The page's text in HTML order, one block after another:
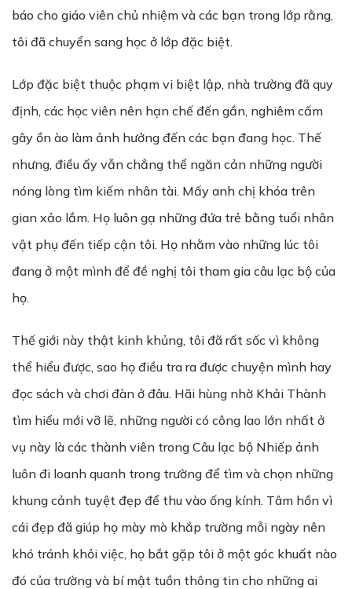
báo cho giáo viên chủ nhiệm và các bạn trong lớp rằng,
tôi đã chuyển sang học ở lớp đặc biệt.
Lớp đặc biệt thuộc phạm vi biệt lập, nhà trường đã quy
định, các học viên nên hạn chế đến gần, nghiêm cấm
gây ồn ào làm ảnh hưởng đến các bạn đang học. Thế
nhưng, điều ấy vẫn chẳng thể ngăn cản những người
nóng lòng tìm kiếm nhân tài. Mấy anh chị khóa trên
gian xảo lắm. Họ luôn gạ những đứa trẻ bằng tuổi nhân
vật phụ đến tiếp cận tôi. Họ nhằm vào những lúc tôi
đang ở một mình để đề nghị tôi tham gia câu lạc bộ của
họ.
Thế giới này thật kinh khủng, tôi đã rất sốc vì không
thể hiểu được, sao họ điều tra ra được chuyện mình hay
đọc sách và chơi đàn ở đâu. Hãi hùng nhờ Khải Thành
tìm hiểu mới vỡ lẽ, những người có công lao lớn nhất ở
vụ này là các thành viên trong Câu lạc bộ Nhiếp ảnh
luôn đi loanh quanh trong trường để tìm và chọn những
khung cảnh tuyệt đẹp để thu vào ống kính. Tâm hồn vì
cái đẹp đã giúp họ mày mò khắp trường mỗi ngày nên
khó tránh khỏi việc, họ bắt gặp tôi ở một góc khuất nào
đó của trường và bí mật tuồn thông tin cho những ai